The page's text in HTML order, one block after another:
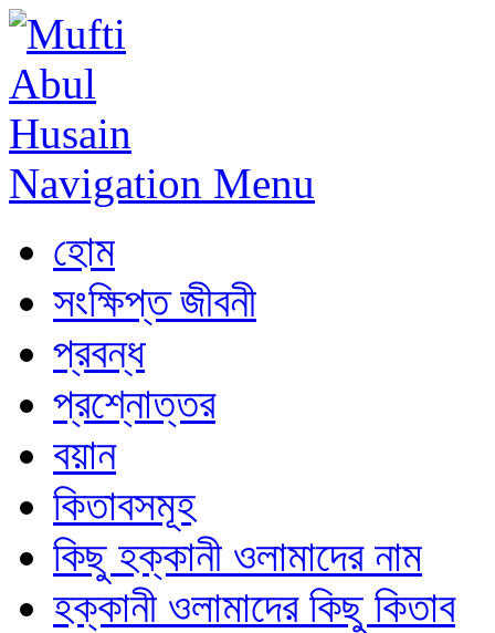
Navigation Menu
হোম
সংক্ষিপ্ত জীবনী
প্রবন্ধ
প্রশ্নোত্তর
বয়ান
কিতাবসমূহ
কিছু হক্কানী ওলামাদের নাম
হক্কানী ওলামাদের কিছু কিতাব